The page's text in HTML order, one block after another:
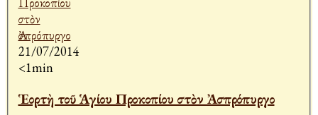
21/07/2014
<1min
Ἑορτὴ τοῦ Ἁγίου Προκοπίου στὸν Ἀσπρόπυργο